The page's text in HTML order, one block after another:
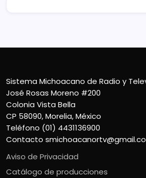
Sistema Michoacano de Radio y
José Rosas Moreno #200
Colonia Vista Bella
CP 58090, Morelia, México
Teléfono (01) 4431136900
Contacto
Aviso de Privacidad
Catálogo de producciones